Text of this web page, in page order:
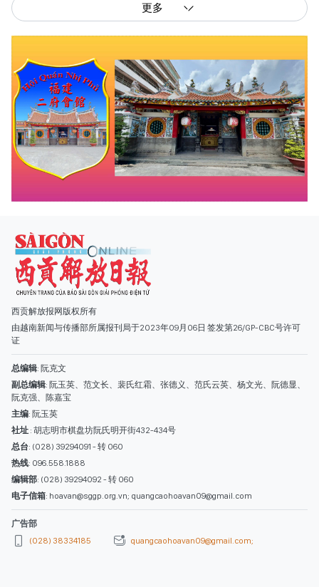
更多
西贡解放报网版权所有
由越南新闻与传播部所属报刊局于2023年09月06日 签发第26/GP-CBC号许可
副总编辑: 阮玉英、范文长、裴氏红霜、张德义、范氏云英、杨文光、阮德显、
阮克强、陈嘉宝
主编: 阮玉英
社址: 胡志明市棋盘坊阮氏明开街432-434号
总台: (028) 39294091 - 转 060
热线: 096.558.1888
编辑部: (028) 39294092 - 转 060
电子信箱
广告部
(028) 38334185
quangcaohoavan09@gmail.com;
类别